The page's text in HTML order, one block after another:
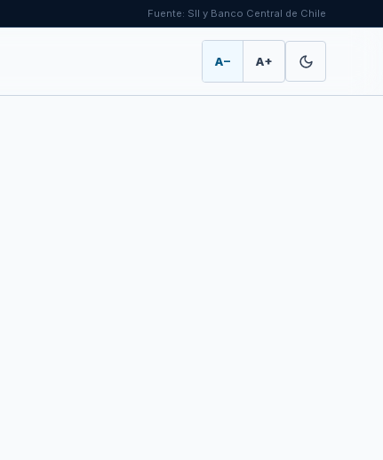
Fuente: SII y Banco Central de Chile
A− A+